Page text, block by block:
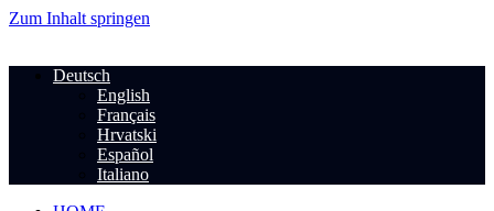
Zum Inhalt springen
Deutsch
English
Français
Hrvatski
Español
Italiano